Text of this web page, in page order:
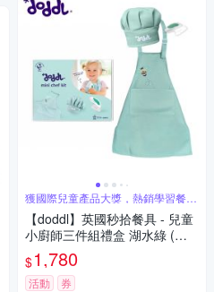
獲國際兒童產品大獎，熱銷學習餐具
首選
【doddl】英國秒拾餐具 - 兒童
小廚師三件組禮盒 湖水綠 (含
廚師帽 / 圍裙 / 餐刀)
$1,780
活動 券